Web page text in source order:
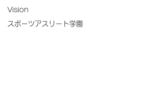
Vision
スポーツアスリート学園